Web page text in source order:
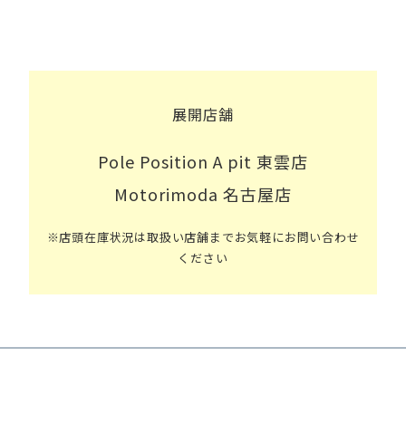
展開店舗
Pole Position A pit 東雲店
Motorimoda 名古屋店
※店頭在庫状況は取扱い店舗までお気軽にお問い合わせ
ください